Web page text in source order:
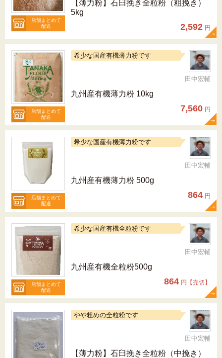
店舗まとめて
配送
【薄力粉】石臼挽き全粒粉（粗挽き）
5kg
2,592 円
店舗まとめて
配送
希少な国産有機薄力粉です
田中宏輔
九州産有機薄力粉 10kg
7,560 円
店舗まとめて
配送
希少な国産有機薄力粉です
田中宏輔
九州産有機薄力粉 500g
864 円
店舗まとめて
配送
希少な国産有機全粒粉です
田中宏輔
九州産有機全粒粉500g
864 円【売切】
やや粗めの全粒粉です
田中宏輔
【薄力粉】石臼挽き全粒粉（中挽き）